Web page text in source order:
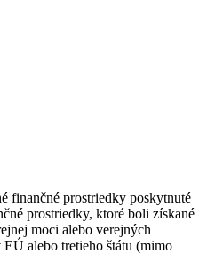
finančné prostriedky poskytnuté
prostriedky, ktoré boli získané
moci alebo verejných
alebo tretieho štátu (mimo